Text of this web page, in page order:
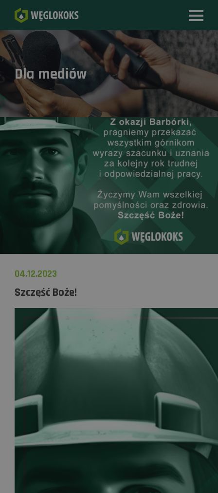
Dla mediów
04.12.2023
Szczęść Boże!